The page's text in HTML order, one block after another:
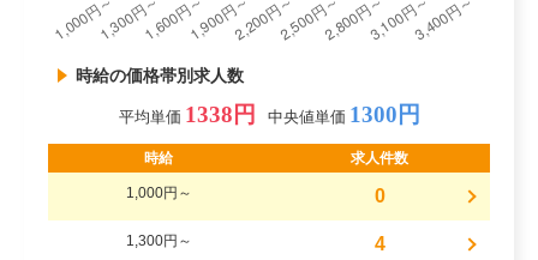
時給の価格帯別求人数
平均単価 1338円 中央値単価 1300円
時給 求人件数
1,000円～ 0
1,300円～ 4